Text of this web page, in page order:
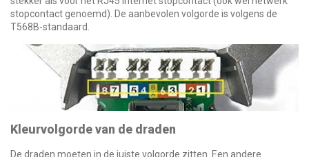
stopcontact genoemd). De aanbevolen volgorde is volgens de
T568B-standaard.
Kleurvolgorde van de draden
De draden moeten in de juiste volgorde zitten. Een andere